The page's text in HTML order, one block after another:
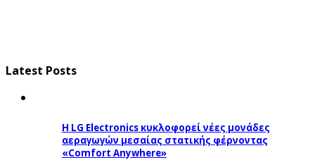
Latest Posts
Η LG Electronics κυκλοφορεί νέες μονάδες
αεραγωγών μεσαίας στατικής φέρνοντας
«Comfort Anywhere»